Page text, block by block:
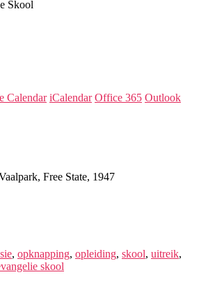
Calendar iCalendar Office 365 Outlook
Free State, 1947
, opknapping, opleiding, skool, uitreik,
skool